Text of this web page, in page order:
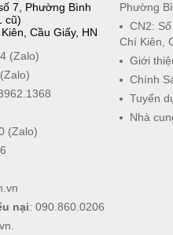
7, Phường Bình
cũ)
Cầu Giấy, HN
(Zalo)
(Zalo)
nại: 090.860.0206
Phường
CN2:
Chí Kiên,
Giới
Chính
Tuyển
Nhà